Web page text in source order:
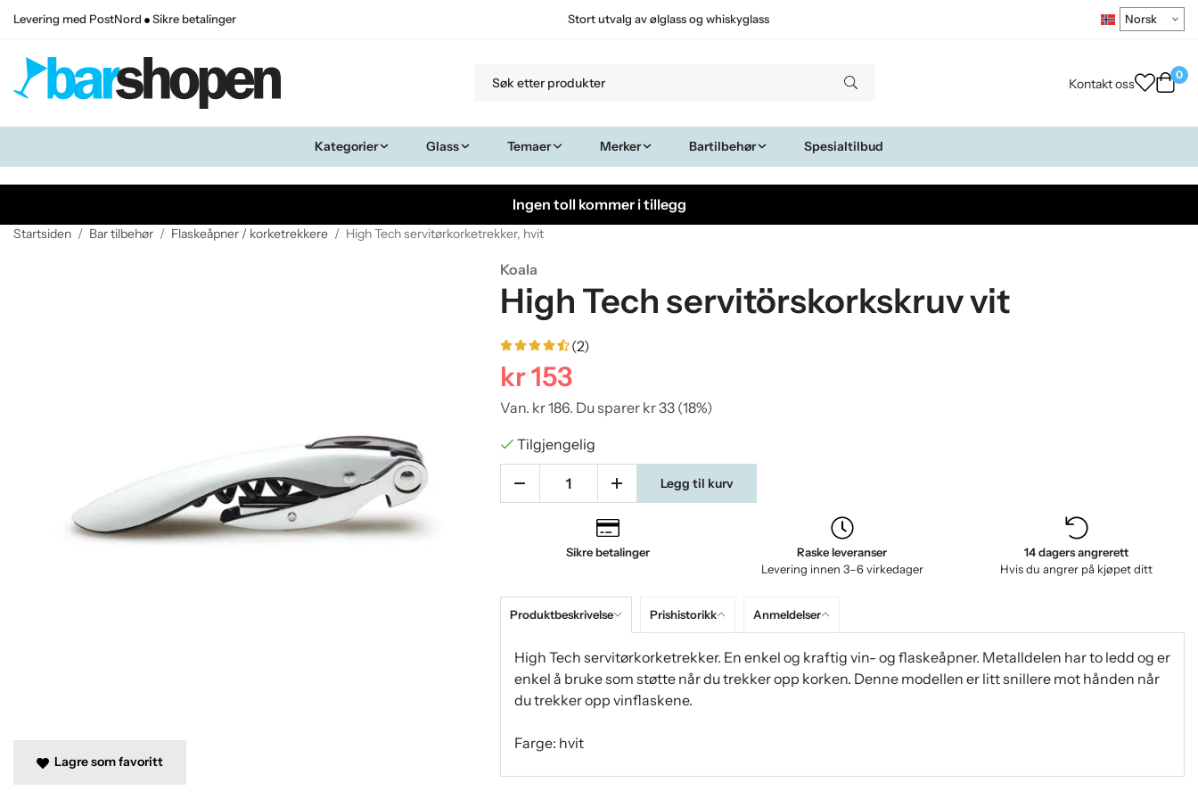
Levering med PostNord Sikre betalinger Stort utvalg av ølglass og whiskyglass
Kontakt oss
0
Kategorier Glass Temaer Merker Bartilbehør Spesialtilbud
Ingen toll kommer i tillegg
Startsiden / Bar tilbehør / Flaskeåpner / korketrekkere / High Tech servitørkorketrekker, hvit
Koala
High Tech servitörskorkskruv vit
(2)
kr 153
Van. kr 186. Du sparer kr 33(18%)
Tilgjengelig
Legg til kurv
Sikre betalinger
Raske leveranser
Levering innen 3–6 virkedager
14 dagers angrerett
Hvis du angrer på kjøpet ditt
Produktbeskrivelse Prishistorikk Anmeldelser
High Tech servitørkorketrekker. En enkel og kraftig vin- og flaskeåpner. Metalldelen har to ledd og er
enkel å bruke som støtte når du trekker opp korken. Denne modellen er litt snillere mot hånden når
du trekker opp vinflaskene.
Farge: hvit
Lagre som favoritt